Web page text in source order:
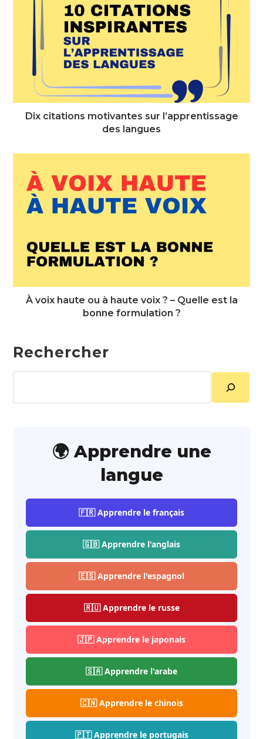
Dix citations motivantes sur l’apprentissage
des langues
À voix haute ou à haute voix ? – Quelle est la
bonne formulation ?
Rechercher
🌍 Apprendre une
langue
🇫🇷 Apprendre le français
🇬🇧 Apprendre l'anglais
🇪🇸 Apprendre l'espagnol
🇷🇺 Apprendre le russe
🇯🇵 Apprendre le japonais
🇸🇦 Apprendre l'arabe
🇨🇳 Apprendre le chinois
🇵🇹 Apprendre le portugais